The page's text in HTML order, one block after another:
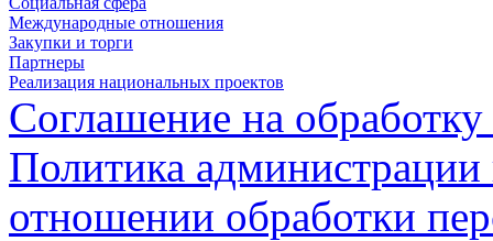
Международные отношения
Закупки и торги
Партнеры
Реализация национальных проектов
Соглашение на
Политика
отношении обработки